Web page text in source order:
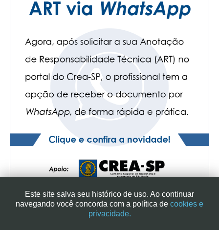
SINDICATO DOS ENGENHEIROS NO ESTADO DE SÃO PAULO
Este site salva seu histórico de uso. Ao continuar
navegando você concorda com a política de cookies e
privacidade.